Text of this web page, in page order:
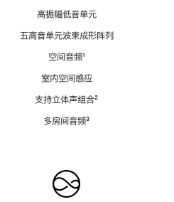
高振幅低音单元
五高音单元波束成形阵列
空间音频脚
¹
室内空间感应
支持立体声组合脚
²
多房间音频脚
³